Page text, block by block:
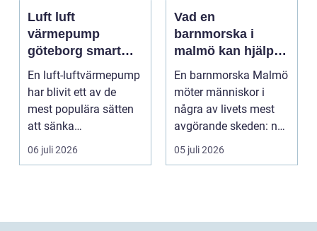
Luft luft
värmepump
göteborg smart
värme för
kustklimat
En luft-luftvärmepump
har blivit ett av de
mest populära sätten
att sänka
uppvärmningskostnad
06 juli 2026
Vad en
barnmorska i
malmö kan hjälpa
till med genom
livets olika faser
En barnmorska Malmö
möter människor i
några av livets mest
avgörande skeden: när
en graviditet plane...
05 juli 2026